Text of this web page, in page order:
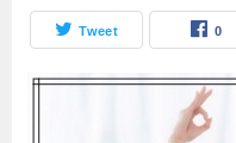
Tweet 0